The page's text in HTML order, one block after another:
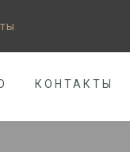
КОНТАКТЫ